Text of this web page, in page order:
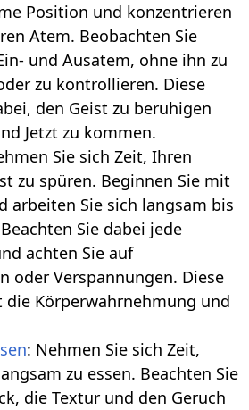
Position und konzentrieren
Atem. Beobachten Sie
und Ausatem, ohne ihn zu
zu kontrollieren. Diese
den Geist zu beruhigen
Jetzt zu kommen.
Sie sich Zeit, Ihren
zu spüren. Beginnen Sie mit
arbeiten Sie sich langsam bis
Sie dabei jede
achten Sie auf
oder Verspannungen. Diese
die Körperwahrnehmung und
: Nehmen Sie sich Zeit,
zu essen. Beachten Sie
die Textur und den Geruch